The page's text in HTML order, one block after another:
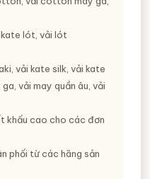
lót, vải lót
vải kate silk, vải kate
vải may quần âu, vải
khấu cao cho các đơn
phối từ các hãng sản